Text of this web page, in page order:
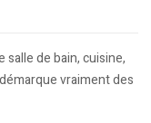
de bain, cuisine,
vraiment des